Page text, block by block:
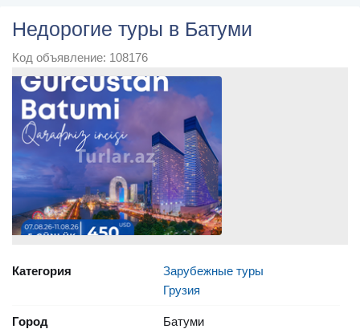
Недорогие туры в Батуми
Код объявление: 108176
Категория
Зарубежные туры
Грузия
Город Батуми